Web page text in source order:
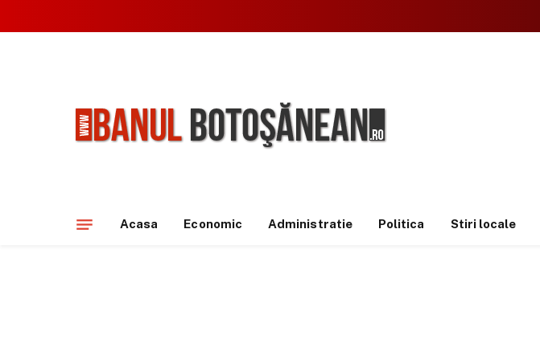
Acasa Economic Administratie Politica Stiri locale